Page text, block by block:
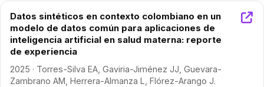
Datos sintéticos en contexto colombiano en un
modelo de datos común para aplicaciones de
inteligencia artificial en salud materna: reporte
de experiencia
2025 · Torres-Silva EA, Gaviria-Jiménez JJ, Guevara-
Zambrano AM, Herrera-Almanza L, Flórez-Arango J.